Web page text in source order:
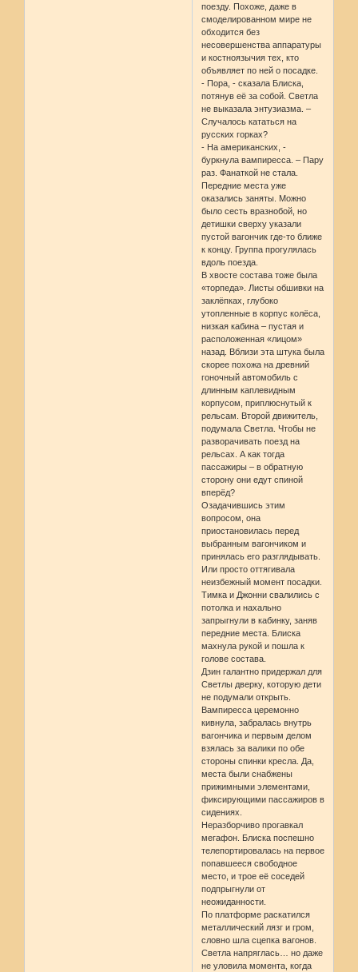
поезду. Похоже, даже в
смоделированном мире не
обходится без
несовершенства аппаратуры
и костноязычия тех, кто
объявляет по ней о посадке.
- Пора, - сказала Блиска,
потянув её за собой. Светла
не выказала энтузиазма. –
Случалось кататься на
русских горках?
- На американских, -
буркнула вампиресса. – Пару
раз. Фанаткой не стала.
Передние места уже
оказались заняты. Можно
было сесть вразнобой, но
детишки сверху указали
пустой вагончик где-то ближе
к концу. Группа прогулялась
вдоль поезда.
В хвосте состава тоже была
«торпеда». Листы обшивки на
заклёпках, глубоко
утопленные в корпус колёса,
низкая кабина – пустая и
расположенная «лицом»
назад. Вблизи эта штука была
скорее похожа на древний
гоночный автомобиль с
длинным каплевидным
корпусом, приплюснутый к
рельсам. Второй движитель,
подумала Светла. Чтобы не
разворачивать поезд на
рельсах. А как тогда
пассажиры – в обратную
сторону они едут спиной
вперёд?
Озадачившись этим
вопросом, она
приостановилась перед
выбранным вагончиком и
принялась его разглядывать.
Или просто оттягивала
неизбежный момент посадки.
Тимка и Джонни свалились с
потолка и нахально
запрыгнули в кабинку, заняв
передние места. Блиска
махнула рукой и пошла к
голове состава.
Дзин галантно придержал для
Светлы дверку, которую дети
не подумали открыть.
Вампиресса церемонно
кивнула, забралась внутрь
вагончика и первым делом
взялась за валики по обе
стороны спинки кресла. Да,
места были снабжены
прижимными элементами,
фиксирующими пассажиров в
сидениях.
Неразборчиво прогавкал
мегафон. Блиска поспешно
телепортировалась на первое
попавшееся свободное
место, и трое её соседей
подпрыгнули от
неожиданности.
По платформе раскатился
металлический лязг и гром,
словно шла сцепка вагонов.
Светла напряглась… но даже
не уловила момента, когда